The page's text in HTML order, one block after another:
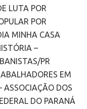
LUTA POR
POR
MINHA CASA
–
PR
EM
ASSOCIAÇÃO DOS
DO PARANÁ